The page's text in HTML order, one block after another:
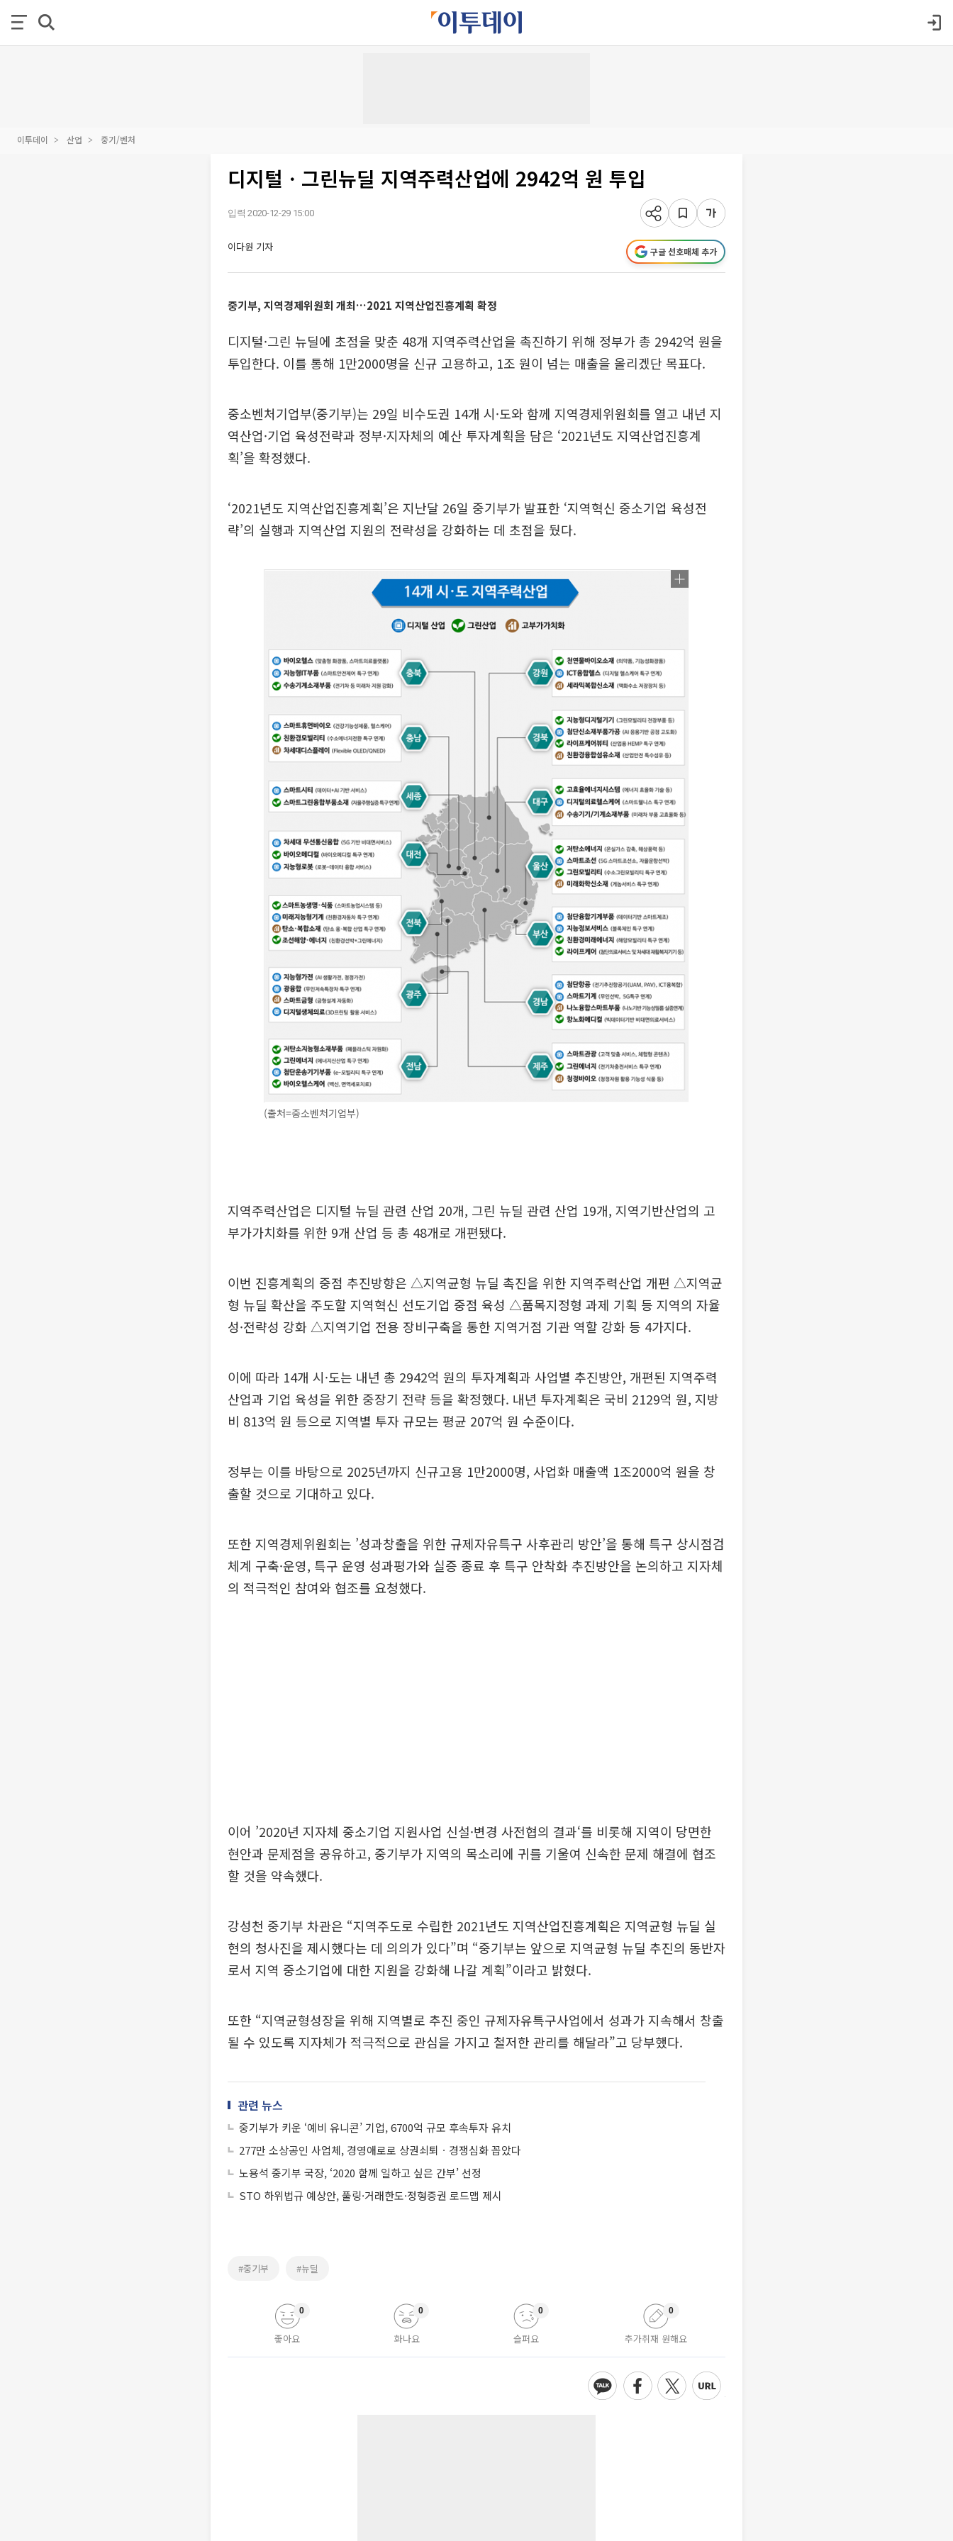
이투데이 산업 중기/벤처
디지털ㆍ그린뉴딜 지역주력산업에 2942억 원 투입
입력 2020-12-29 15:00
이다원 기자 구글 선호매체 추가
중기부, 지역경제위원회 개최…2021 지역산업진흥계획 확정
디지털·그린 뉴딜에 초점을 맞춘 48개 지역주력산업을 촉진하기 위해 정부가 총 2942억 원을
투입한다. 이를 통해 1만2000명을 신규 고용하고, 1조 원이 넘는 매출을 올리겠단 목표다.
중소벤처기업부(중기부)는 29일 비수도권 14개 시·도와 함께 지역경제위원회를 열고 내년 지
역산업·기업 육성전략과 정부·지자체의 예산 투자계획을 담은 ‘2021년도 지역산업진흥계
획’을 확정했다.
‘2021년도 지역산업진흥계획’은 지난달 26일 중기부가 발표한 ‘지역혁신 중소기업 육성전
략’의 실행과 지역산업 지원의 전략성을 강화하는 데 초점을 뒀다.
(출처=중소벤처기업부)
지역주력산업은 디지털 뉴딜 관련 산업 20개, 그린 뉴딜 관련 산업 19개, 지역기반산업의 고
부가가치화를 위한 9개 산업 등 총 48개로 개편됐다.
이번 진흥계획의 중점 추진방향은 △지역균형 뉴딜 촉진을 위한 지역주력산업 개편 △지역균
형 뉴딜 확산을 주도할 지역혁신 선도기업 중점 육성 △품목지정형 과제 기획 등 지역의 자율
성·전략성 강화 △지역기업 전용 장비구축을 통한 지역거점 기관 역할 강화 등 4가지다.
이에 따라 14개 시·도는 내년 총 2942억 원의 투자계획과 사업별 추진방안, 개편된 지역주력
산업과 기업 육성을 위한 중장기 전략 등을 확정했다. 내년 투자계획은 국비 2129억 원, 지방
비 813억 원 등으로 지역별 투자 규모는 평균 207억 원 수준이다.
정부는 이를 바탕으로 2025년까지 신규고용 1만2000명, 사업화 매출액 1조2000억 원을 창
출할 것으로 기대하고 있다.
또한 지역경제위원회는 ’성과창출을 위한 규제자유특구 사후관리 방안’을 통해 특구 상시점검
체계 구축·운영, 특구 운영 성과평가와 실증 종료 후 특구 안착화 추진방안을 논의하고 지자체
의 적극적인 참여와 협조를 요청했다.
이어 ’2020년 지자체 중소기업 지원사업 신설·변경 사전협의 결과‘를 비롯해 지역이 당면한
현안과 문제점을 공유하고, 중기부가 지역의 목소리에 귀를 기울여 신속한 문제 해결에 협조
할 것을 약속했다.
강성천 중기부 차관은 “지역주도로 수립한 2021년도 지역산업진흥계획은 지역균형 뉴딜 실
현의 청사진을 제시했다는 데 의의가 있다”며 “중기부는 앞으로 지역균형 뉴딜 추진의 동반자
로서 지역 중소기업에 대한 지원을 강화해 나갈 계획”이라고 밝혔다.
또한 “지역균형성장을 위해 지역별로 추진 중인 규제자유특구사업에서 성과가 지속해서 창출
될 수 있도록 지자체가 적극적으로 관심을 가지고 철저한 관리를 해달라”고 당부했다.
관련 뉴스
중기부가 키운 ‘예비 유니콘’ 기업, 6700억 규모 후속투자 유치
277만 소상공인 사업체, 경영애로로 상권쇠퇴ㆍ경쟁심화 꼽았다
노용석 중기부 국장, ‘2020 함께 일하고 싶은 간부’ 선정
STO 하위법규 예상안, 풀링·거래한도·정형증권 로드맵 제시
#중기부 #뉴딜
좋아요
0
화나요
0
슬퍼요
0
추가취재 원해요
0